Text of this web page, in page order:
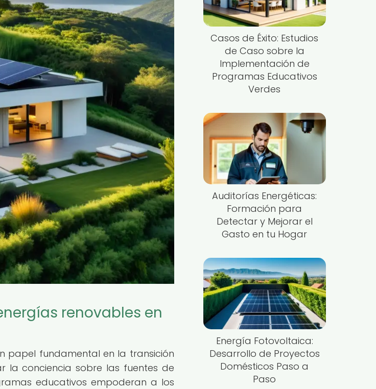
renovables en
papel fundamental en la transición
la conciencia sobre las fuentes de
educativos empoderan a los
Casos de Éxito: Estudios
de Caso sobre la
Implementación de
Programas Educativos
Verdes
Auditorías Energéticas:
Formación para
Detectar y Mejorar el
Gasto en tu Hogar
Energía Fotovoltaica:
Desarrollo de Proyectos
Domésticos Paso a
Paso